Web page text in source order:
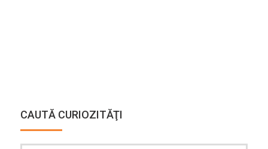
CAUTĂ CURIOZITĂŢI